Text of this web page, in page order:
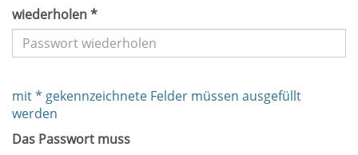
wiederholen *
mit * gekennzeichnete Felder müssen ausgefüllt
werden
Das Passwort muss